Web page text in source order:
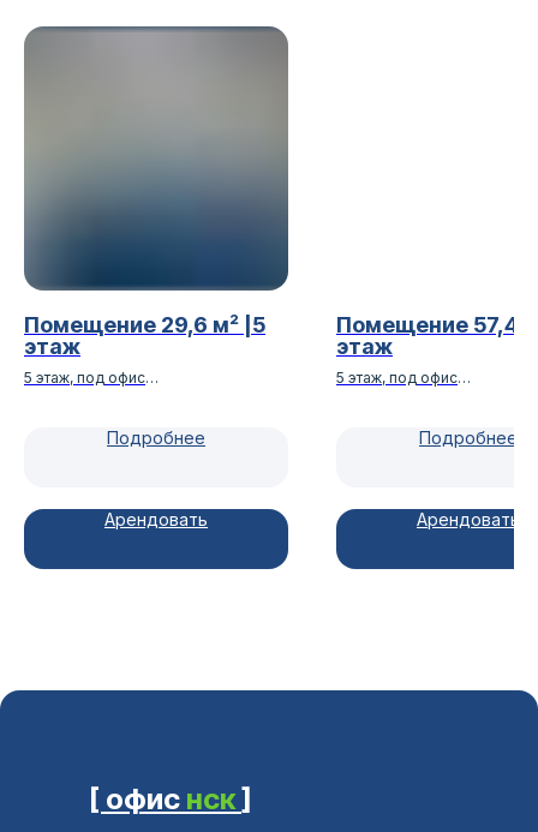
Помещение 29,6 м² |5
этаж
5 этаж, под офис
Подробнее
Арендовать
Помещение 57,4
этаж
5 этаж, под офис
Подробнее
Арендовать
[ офис нск]